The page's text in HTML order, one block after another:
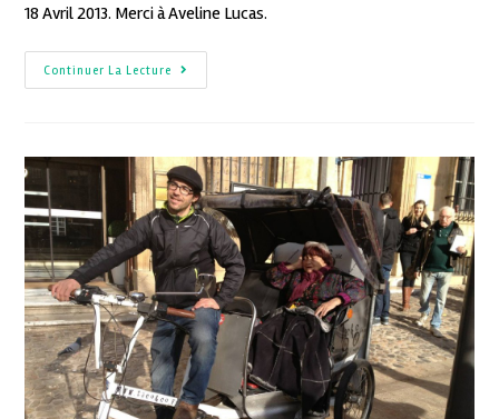
18 Avril 2013. Merci à Aveline Lucas.
Continuer La Lecture